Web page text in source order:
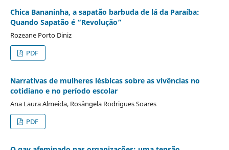
Chica Bananinha, a sapatão barbuda de lá da Paraíba:
Quando Sapatão é “Revolução”
Rozeane Porto Diniz
PDF
Narrativas de mulheres lésbicas sobre as vivências no
cotidiano e no período escolar
Ana Laura Almeida, Rosângela Rodrigues Soares
PDF